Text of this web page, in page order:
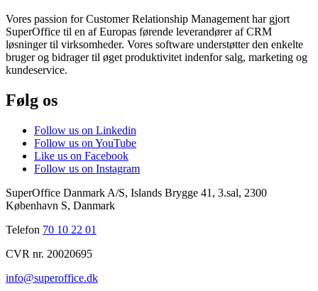
Vores passion for Customer Relationship Management har gjort
SuperOffice til en af Europas førende leverandører af CRM
løsninger til virksomheder. Vores software understøtter den enkelte
bruger og bidrager til øget produktivitet indenfor salg, marketing og
kundeservice.
Følg os
Follow us on Linkedin
Follow us on YouTube
Like us on Facebook
Follow us on Instagram
SuperOffice Danmark A/S, Islands Brygge 41, 3.sal, 2300
København S, Danmark
Telefon 70 10 22 01
CVR nr. 20020695
info@superoffice.dk